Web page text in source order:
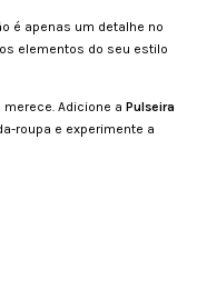
é apenas um detalhe no
elementos do seu estilo
Adicione a Pulseira
roupa e experimente a